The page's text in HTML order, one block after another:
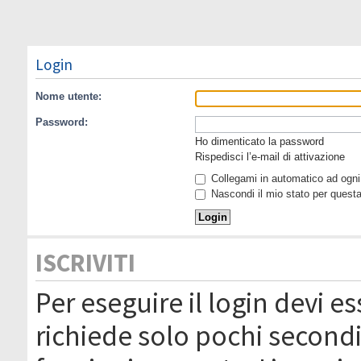
Login
Nome utente:
Password:
Ho dimenticato la password
Rispedisci l’e-mail di attivazione
Collegami in automatico ad
Nascondi il mio stato per
ISCRIVITI
Per eseguire il login devi
richiede solo pochi